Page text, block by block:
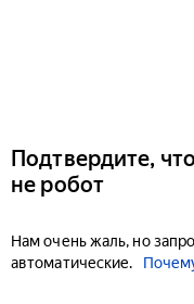
Подтвердите,
не робот
Нам очень жаль, но
автоматические.